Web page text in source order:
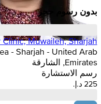
بدون رسوم حجز
Clinic, Muwaileh, Sharjah
- Sharjah - United Arab
Emirates, الشارقة
رسم الاستشارة